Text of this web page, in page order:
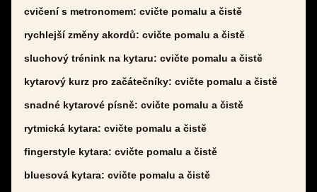
cvičení s metronomem: cvičte pomalu a čistě
rychlejší změny akordů: cvičte pomalu a čistě
sluchový trénink na kytaru: cvičte pomalu a čistě
kytarový kurz pro začátečníky: cvičte pomalu a čistě
snadné kytarové písně: cvičte pomalu a čistě
rytmická kytara: cvičte pomalu a čistě
fingerstyle kytara: cvičte pomalu a čistě
bluesová kytara: cvičte pomalu a čistě